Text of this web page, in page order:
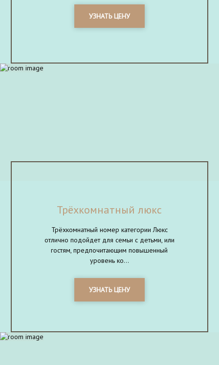
УЗНАТЬ ЦЕНУ
Трёхкомнатный люкс
Трёхкомнатный номер категории Люкс
отлично подойдет для семьи с детьми, или
гостям, предпочитающим повышенный
уровень ко...
УЗНАТЬ ЦЕНУ